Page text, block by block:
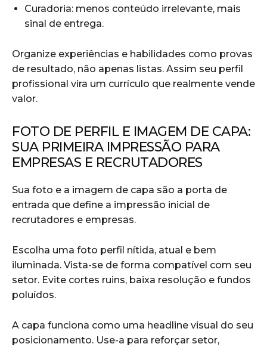
Curadoria: menos conteúdo irrelevante, mais
sinal de entrega.
Organize experiências e habilidades como provas
de resultado, não apenas listas. Assim seu perfil
profissional vira um currículo que realmente vende
valor.
FOTO DE PERFIL E IMAGEM DE CAPA:
SUA PRIMEIRA IMPRESSÃO PARA
EMPRESAS E RECRUTADORES
Sua foto e a imagem de capa são a porta de
entrada que define a impressão inicial de
recrutadores e empresas.
Escolha uma foto perfil nítida, atual e bem
iluminada. Vista-se de forma compatível com seu
setor. Evite cortes ruins, baixa resolução e fundos
poluídos.
A capa funciona como uma headline visual do seu
posicionamento. Use-a para reforçar setor,